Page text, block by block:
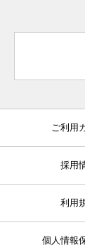
ご利用
採用
利用
個人情報